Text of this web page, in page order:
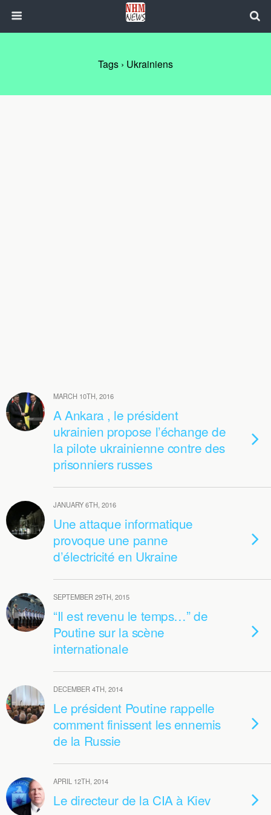
Tags › Ukrainiens
MARCH 10TH, 2016
A Ankara , le président
ukrainien propose l’échange de
la pilote ukrainienne contre des
prisonniers russes
JANUARY 6TH, 2016
Une attaque informatique
provoque une panne
d’électricité en Ukraine
SEPTEMBER 29TH, 2015
“Il est revenu le temps…” de
Poutine sur la scène
internationale
DECEMBER 4TH, 2014
Le président Poutine rappelle
comment finissent les ennemis
de la Russie
APRIL 12TH, 2014
Le directeur de la CIA à Kiev